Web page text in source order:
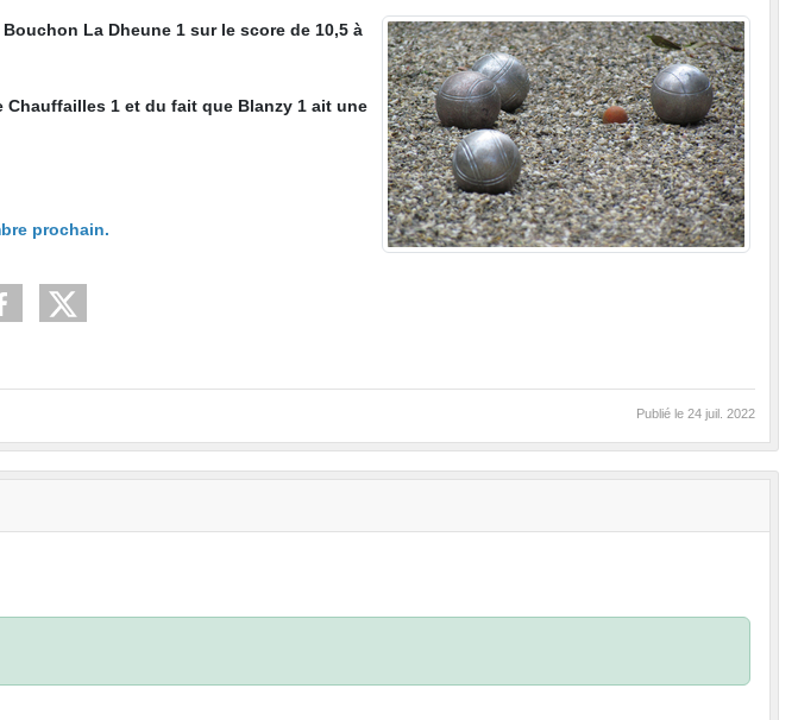
La Dheune 1 sur le score de 10,5 à
1 et du fait que Blanzy 1 ait une
prochain.
Publié le 24 juil. 2022